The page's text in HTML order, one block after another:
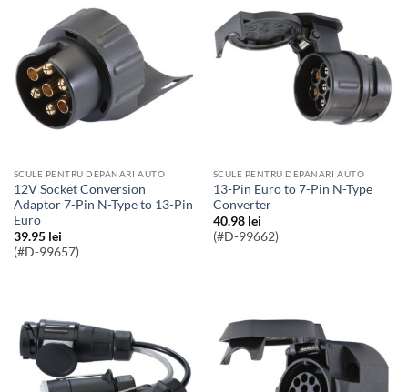
SCULE PENTRU DEPANARI AUTO
12V Socket Conversion
Adaptor 7-Pin N-Type to 13-Pin
Euro
39.95 lei
(#D-99657)
SCULE PENTRU DEPANARI AUTO
13-Pin Euro to 7-Pin N-Type
Converter
40.98 lei
(#D-99662)